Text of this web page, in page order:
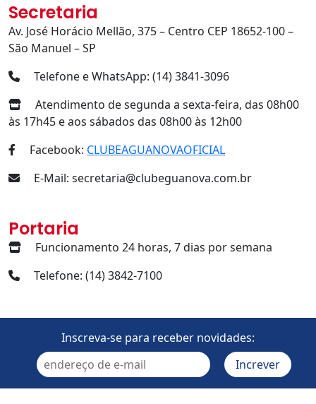
Secretaria
Av. José Horácio Mellão, 375 – Centro CEP 18652-100 –
São Manuel – SP
Telefone e WhatsApp: (14) 3841-3096
Atendimento de segunda a sexta-feira, das 08h00
às 17h45 e aos sábados das 08h00 às 12h00
Facebook: CLUBEAGUANOVAOFICIAL
E-Mail: secretaria@clubeguanova.com.br
Portaria
Funcionamento 24 horas, 7 dias por semana
Telefone: (14) 3842-7100
Inscreva-se para receber novidades: